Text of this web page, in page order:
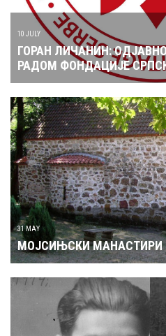
10 JULY
ГОРАН ЛИЧАНИН:
РАДОМ ФОНДАЦИЈЕ
31 MAY
МОЈСИЊСКИ МАНАСТИРИ